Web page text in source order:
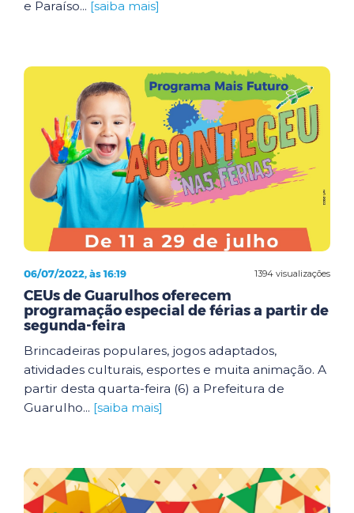
e Paraíso... [saiba mais]
1394 visualizações
06/07/2022, às 16:19
CEUs de Guarulhos oferecem
programação especial de férias a partir de
segunda-feira
Brincadeiras populares, jogos adaptados,
atividades culturais, esportes e muita animação. A
partir desta quarta-feira (6) a Prefeitura de
Guarulho... [saiba mais]